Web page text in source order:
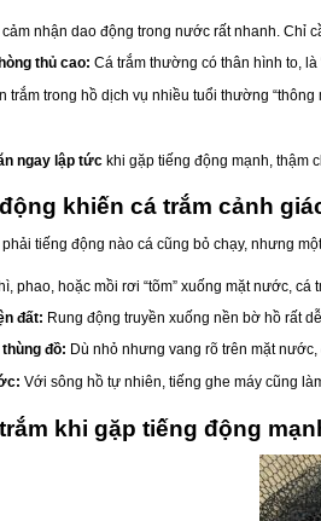
cảm nhận dao động trong nước rất nhanh. Chỉ
thủ cao: Cá trắm thường có thân hình to,
trắm trong hồ dịch vụ nhiều tuổi thường
ngay lập tức khi gặp tiếng động mạnh, thậm
khiến cá trắm cảnh
tiếng động nào cá cũng bỏ chạy, nhưng
phao, hoặc mồi rơi “tõm” xuống mặt nước, cá
đất: Rung động truyền xuống nền bờ hồ rất
đồ: Dù nhỏ nhưng vang rõ trên mặt
Với sông hồ tự nhiên, tiếng ghe máy cũng
khi gặp tiếng động